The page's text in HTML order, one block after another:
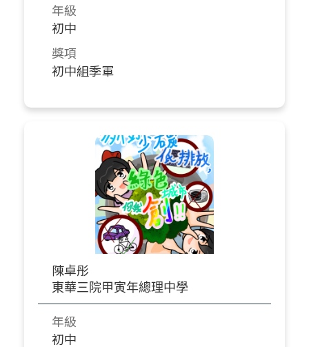
年級
初中
獎項
初中組季軍
陳卓彤
東華三院甲寅年總理中學
年級
初中